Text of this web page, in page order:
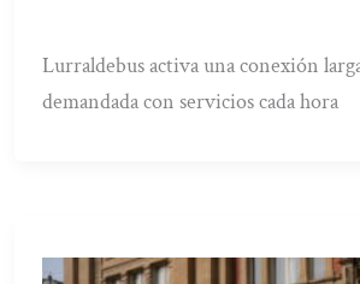
Lurraldebus activa una conexión
demandada con servicios cada hora